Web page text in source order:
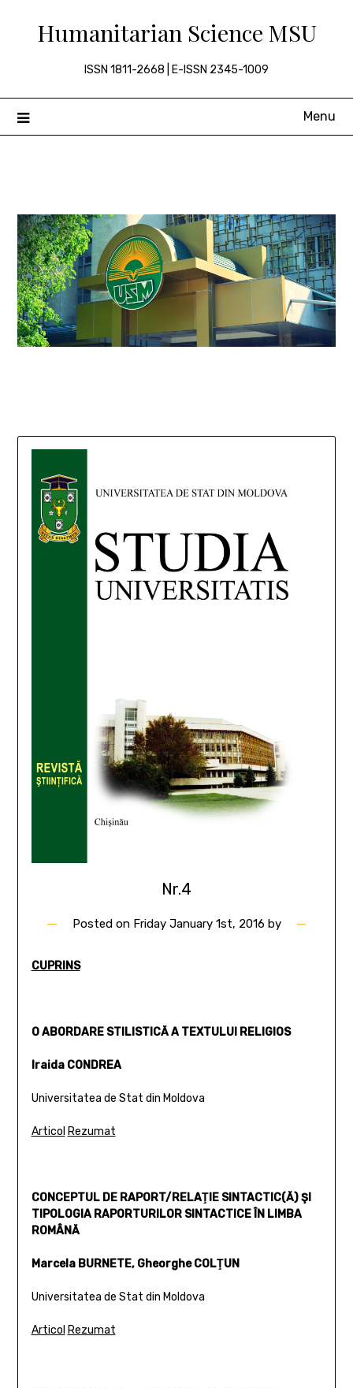
Humanitarian Science MSU
ISSN 1811-2668 | E-ISSN 2345-1009
Menu
Nr.4
Posted on Friday January 1st, 2016 by
CUPRINS
O ABORDARE STILISTICĂ A TEXTULUI RELIGIOS
Iraida CONDREA
Universitatea de Stat din Moldova
Articol Rezumat
CONCEPTUL DE RAPORT/RELAŢIE SINTACTIC(Ă) ŞI
TIPOLOGIA RAPORTURILOR SINTACTICE ÎN LIMBA
ROMÂNĂ
Marcela BURNETE, Gheorghe COLŢUN
Universitatea de Stat din Moldova
Articol Rezumat